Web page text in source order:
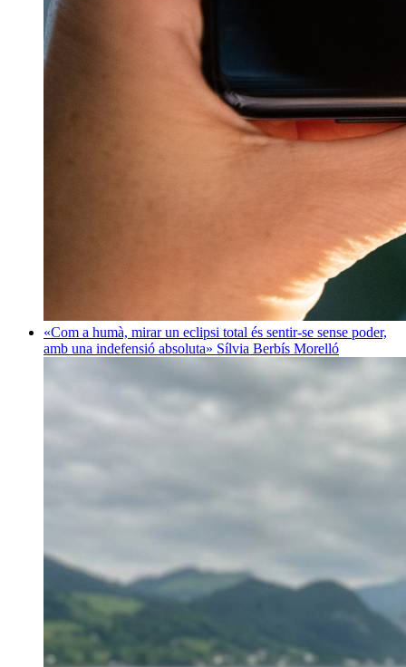
«Com a humà, mirar un eclipsi total és sentir-se sense poder,
amb una indefensió absoluta» Sílvia Berbís Morelló